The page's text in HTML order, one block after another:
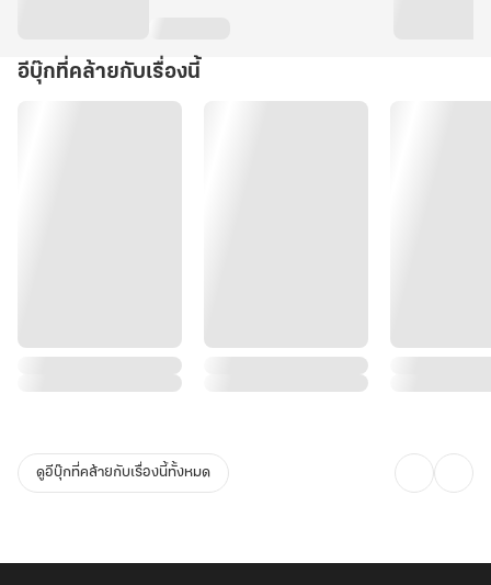
รู้เพียงว่าการจุมพิตอ๋องพิการผู้นั้นคือหนทางในการกลับร่างมนุษย์
ไม่ได้การ... จากนี้จะต้องหลีกเลี่ยงการสัมผัสผู้คนให้มากเสียแล้ว!
อีบุ๊กที่คล้ายกับเรื่องนี้
ดูอีบุ๊กที่คล้ายกับเรื่องนี้ทั้งหมด